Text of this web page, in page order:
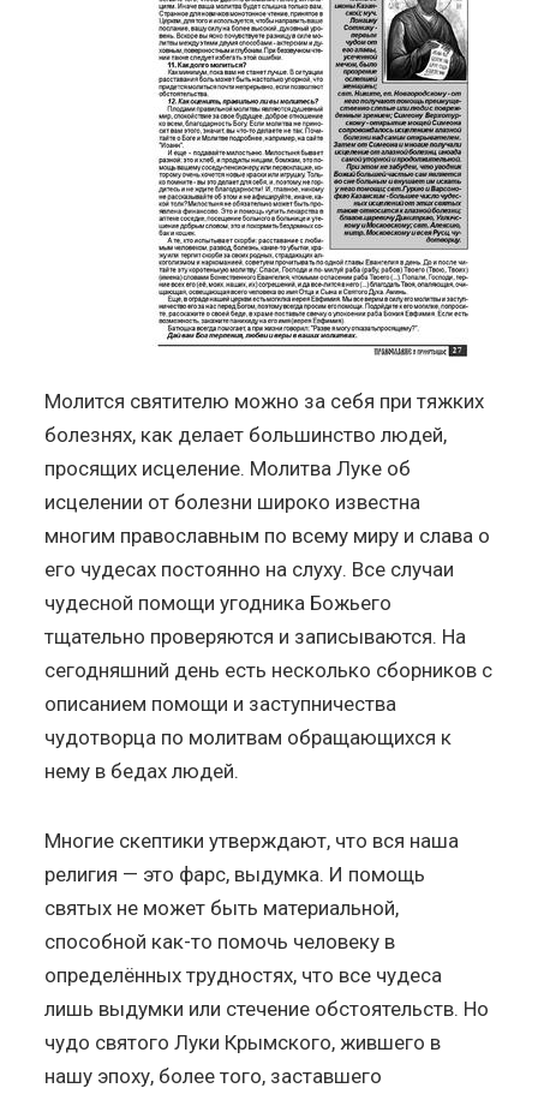
Молится святителю можно за себя при тяжких
болезнях, как делает большинство людей,
просящих исцеление. Молитва Луке об
исцелении от болезни широко известна
многим православным по всему миру и слава о
его чудесах постоянно на слуху. Все случаи
чудесной помощи угодника Божьего
тщательно проверяются и записываются. На
сегодняшний день есть несколько сборников с
описанием помощи и заступничества
чудотворца по молитвам обращающихся к
нему в бедах людей.
Многие скептики утверждают, что вся наша
религия — это фарс, выдумка. И помощь
святых не может быть материальной,
способной как-то помочь человеку в
определённых трудностях, что все чудеса
лишь выдумки или стечение обстоятельств. Но
чудо святого Луки Крымского, жившего в
нашу эпоху, более того, заставшего